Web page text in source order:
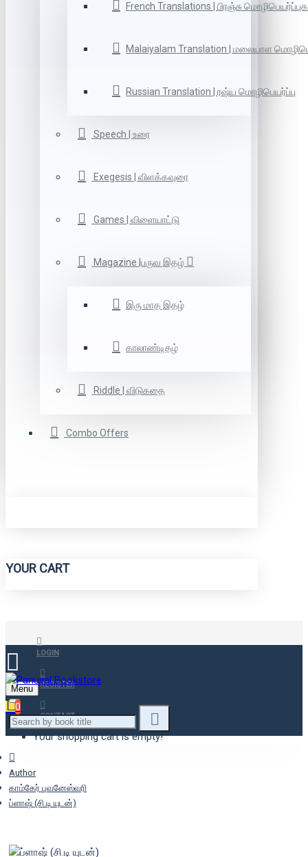
French Translations | பிரஞ்சு
Malaiyalam Translation | மலையாள
Russian Translation | ரஷ்ய மொழிபெயர்ப்பு
Speech | உரை
Exegesis | விளக்கவுரை
Games | விளையாட்டு
Magazine |பருவ இதழ்
இரு மாத இதழ்
காலாண்டிதழ்
Riddle | விடுகதை
Combo Offers
YOUR CART
LOGIN
REGISTER
CONTACT
Menu
0
Your shopping cart is empty!
Author
காம்கேர் புவனேஸ்வரி
ப்ளாஷ் (சி.டி யுடன்)